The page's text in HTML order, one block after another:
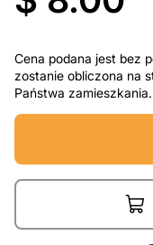
Cena podana jest bez
zostanie obliczona na
Państwa zamieszkania.